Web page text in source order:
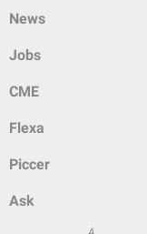
News
Jobs
CME
Flexa
Piccer
Ask